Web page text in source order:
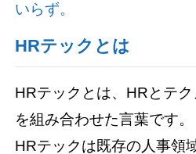
いらず。
HRテックとは
HRテックとは、HRとテ
を組み合わせた言葉です。
HRテックは既存の人事領